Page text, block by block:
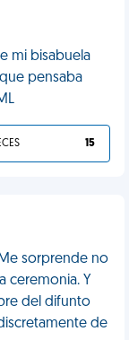
mi bisabuela
pensaba
15
sorprende no
ceremonia. Y
del difunto
de